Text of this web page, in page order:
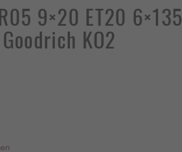
9×20 ET20 6×135
KO2